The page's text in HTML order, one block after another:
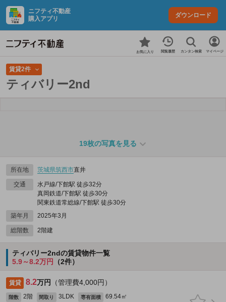
ニフティ不動産
購入アプリ
ダウンロード
お気に入り 閲覧履歴 カンタン検索 マイページ
賃貸2件
ティバリー2nd
19枚の写真を見る
所在地 茨城県筑西市直井
交通
水戸線/下館駅 徒歩32分
真岡鉄道/下館駅 徒歩30分
関東鉄道常総線/下館駅 徒歩30分
築年月
2025年3月
総階数 2階建
ティバリー2ndの賃貸物件一覧
5.9～8.2万円 （2件）
賃貸 8.2万円 （管理費4,000円）
階数 2階 間取り 3LDK 専有面積 69.54㎡